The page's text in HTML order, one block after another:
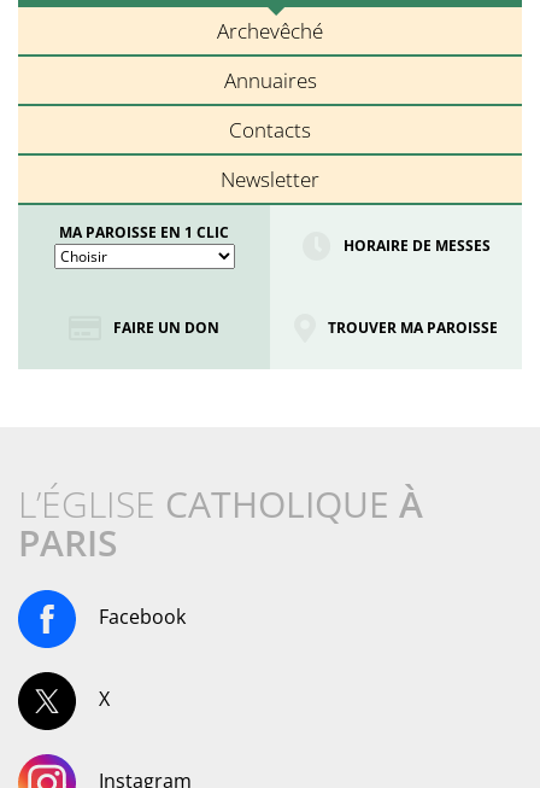
Archevêché
Annuaires
Contacts
Newsletter
MA PAROISSE EN 1 CLIC
HORAIRE DE MESSES
FAIRE UN DON TROUVER MA PAROISSE
L’ÉGLISE CATHOLIQUE À
PARIS
Facebook
X
Instagram